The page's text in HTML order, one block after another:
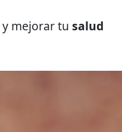
mejorar tu salud